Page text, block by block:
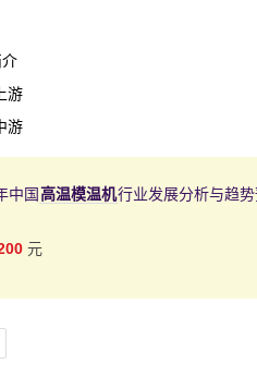
游
游
中国 高温模温机行业发展分析与趋
元